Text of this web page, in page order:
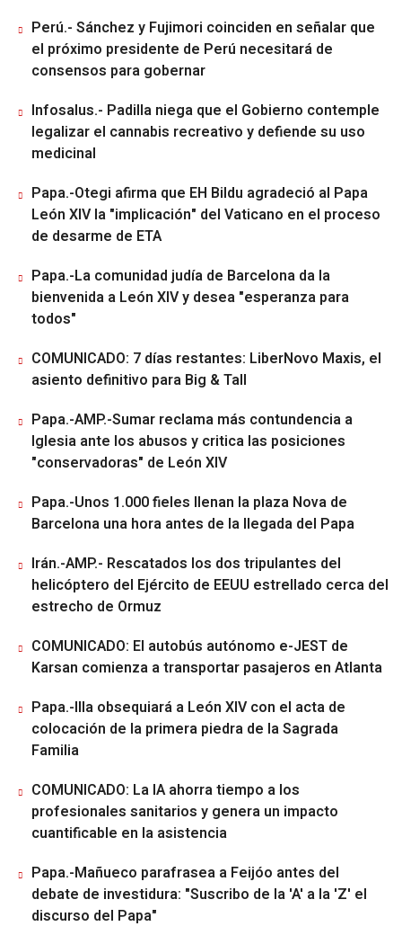
Perú.- Sánchez y Fujimori coinciden en señalar que
el próximo presidente de Perú necesitará de
consensos para gobernar
Infosalus.- Padilla niega que el Gobierno contemple
legalizar el cannabis recreativo y defiende su uso
medicinal
Papa.-Otegi afirma que EH Bildu agradeció al Papa
León XIV la "implicación" del Vaticano en el proceso
de desarme de ETA
Papa.-La comunidad judía de Barcelona da la
bienvenida a León XIV y desea "esperanza para
todos"
COMUNICADO: 7 días restantes: LiberNovo Maxis, el
asiento definitivo para Big & Tall
Papa.-AMP.-Sumar reclama más contundencia a
Iglesia ante los abusos y critica las posiciones
"conservadoras" de León XIV
Papa.-Unos 1.000 fieles llenan la plaza Nova de
Barcelona una hora antes de la llegada del Papa
Irán.-AMP.- Rescatados los dos tripulantes del
helicóptero del Ejército de EEUU estrellado cerca del
estrecho de Ormuz
COMUNICADO: El autobús autónomo e-JEST de
Karsan comienza a transportar pasajeros en Atlanta
Papa.-Illa obsequiará a León XIV con el acta de
colocación de la primera piedra de la Sagrada
Familia
COMUNICADO: La IA ahorra tiempo a los
profesionales sanitarios y genera un impacto
cuantificable en la asistencia
Papa.-Mañueco parafrasea a Feijóo antes del
debate de investidura: "Suscribo de la 'A' a la 'Z' el
discurso del Papa"